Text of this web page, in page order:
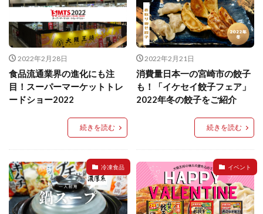
2022年2月28日
食品流通業界の進化にも注
目！スーパーマーケットトレ
ードショー2022
続きを読む
2022年2月21日
消費量日本一の宮崎市の餃子
も！「イケセイ餃子フェア」
2022年冬の餃子をご紹介
続きを読む
冷凍食品 イベント
昇華
居酒屋 担々麺
揚げ餃子
新商品
旨辛 生産者 硬くなる
外食事業
食の安全
鉄ラー油 鍋
鍋スープ
餃子と食べたい
餃子と飲みたい 魚醬
麺
麻婆豆腐
通販 質問
節約
肉汁爆弾餃子
米飯
羽根つき スタミナ肉餃子
羽根つきタン塩餃子
羽根つき餃子
肉ニラ水餃子
蒸籠
衛生管理
袋入り餃子
謹製 羽根つき なにわのお好み餃子
豆苗
大阪王将
夏
5フリー
お酒